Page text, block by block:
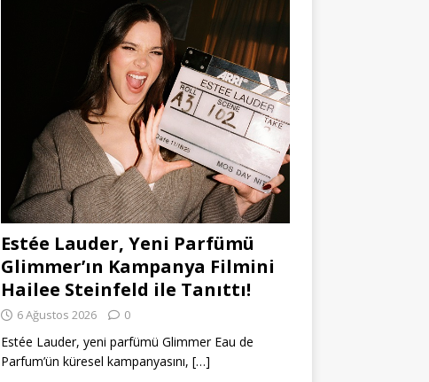
Estée Lauder, Yeni Parfümü
Glimmer’ın Kampanya Filmini
Hailee Steinfeld ile Tanıttı!
6 Ağustos 2026 0
Estée Lauder, yeni parfümü Glimmer Eau de
Parfum’ün küresel kampanyasını, […]